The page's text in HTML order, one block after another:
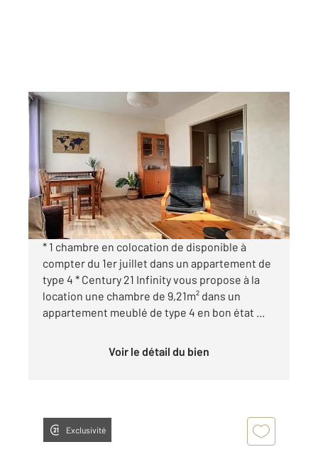
COMPIEGNE 60
Ref : 18125
Appartement Chambre à louer
460 €
par mois charges comprises
* 1 chambre en colocation de disponible à
compter du 1er juillet dans un appartement de
type 4 * Century 21 Infinity vous propose à la
location une chambre de 9,21m² dans un
appartement meublé de type 4 en bon état ...
Voir le détail du bien
Exclusivité